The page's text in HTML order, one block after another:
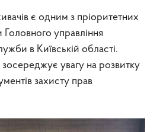
Головного управління
в Київській області.
зосереджує увагу на розвитку
захисту прав